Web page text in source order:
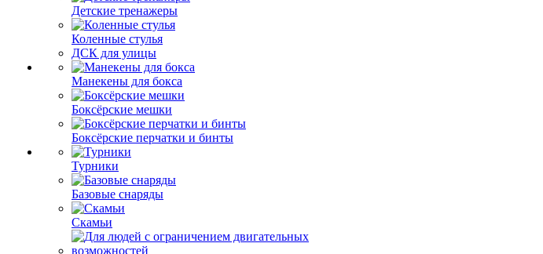
Детские тренажеры
Коленные стулья
ДСК для улицы
Манекены для бокса
Боксёрские мешки
Боксёрские перчатки и бинты
Турники
Базовые снаряды
Скамьи